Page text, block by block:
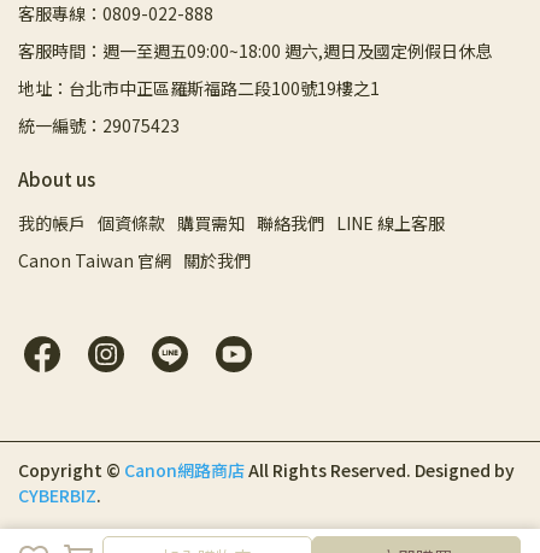
客服專線：0809-022-888
客服時間：週一至週五09:00~18:00 週六,週日及國定例假日休息
地址：台北市中正區羅斯福路二段100號19樓之1
統一編號：29075423
About us
我的帳戶 個資條款 購買需知 聯絡我們 LINE 線上客服
Canon Taiwan 官網 關於我們
Copyright © Canon網路商店All Rights Reserved. Designed by
CYBERBIZ.